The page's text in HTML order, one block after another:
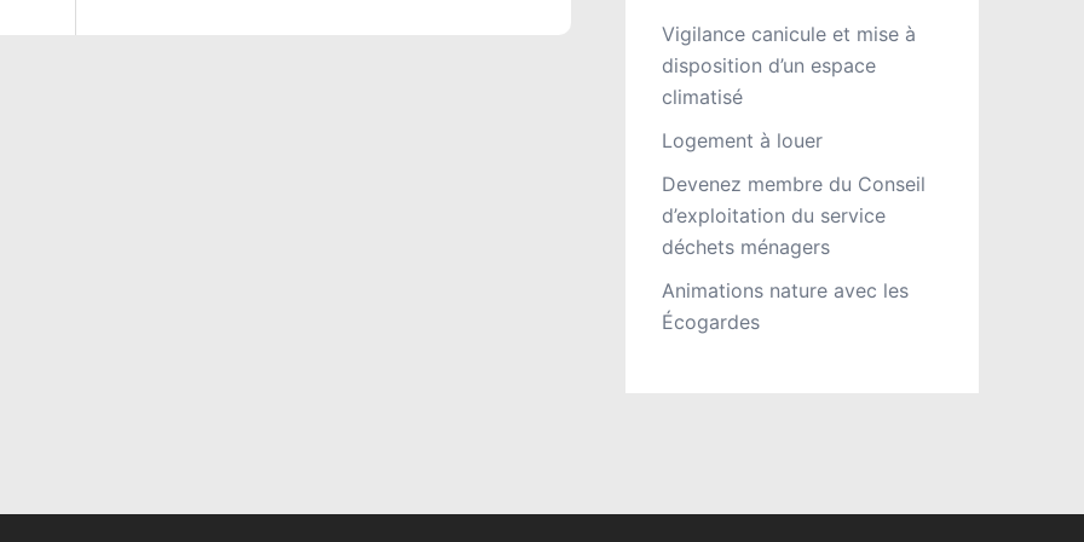
Vigilance canicule et mise à
disposition d’un espace
climatisé
Logement à louer
Devenez membre du Conseil
d’exploitation du service
déchets ménagers
Animations nature avec les
Écogardes